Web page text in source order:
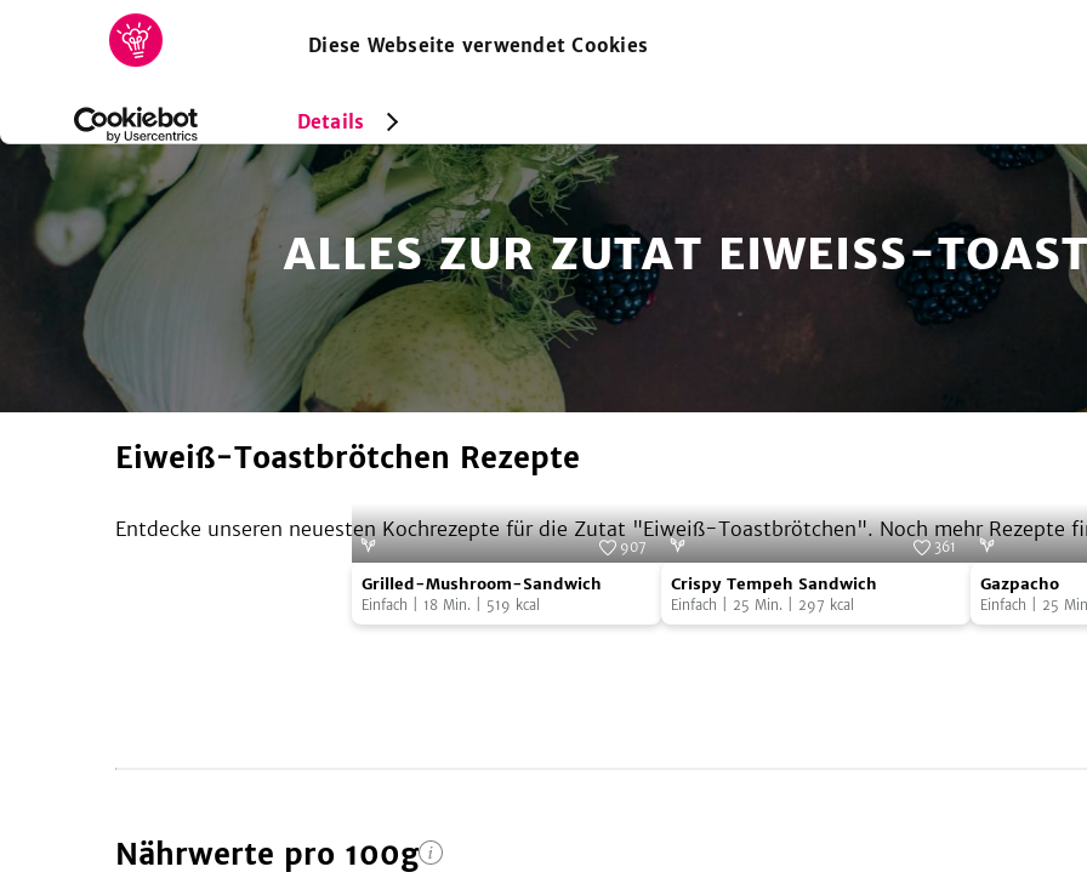
Diese Webseite verwendet Cookies
Details
REZEPTE SAMMLUNGEN MAGAZIN
ALLES ZUR ZUTAT EIWEISS-
Eiweiß-Toastbrötchen Rezepte
Entdecke unseren neuesten Kochrezepte für die Zutat "Eiweiß-Toastbrötchen". Noch mehr Rezepte
Grilled-
Mushroom-
Sandwich
Foto:SevenCooks
907
Grilled-Mushroom-Sandwich
Einfach 18 Min. 519 kcal
Crispy
Tempeh
Sandwich
Foto:
361
Crispy Tempeh Sandwich
Einfach 25 Min. 297 kcal
Gazpacho
Gazpacho
Einfach 25
Nährwerte pro 100g